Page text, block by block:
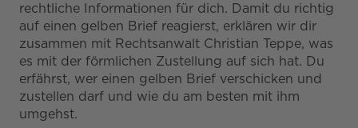
rechtliche Informationen für dich. Damit du richtig
auf einen gelben Brief reagierst, erklären wir dir
zusammen mit Rechtsanwalt Christian Teppe, was
es mit der förmlichen Zustellung auf sich hat. Du
erfährst, wer einen gelben Brief verschicken und
zustellen darf und wie du am besten mit ihm
umgehst.